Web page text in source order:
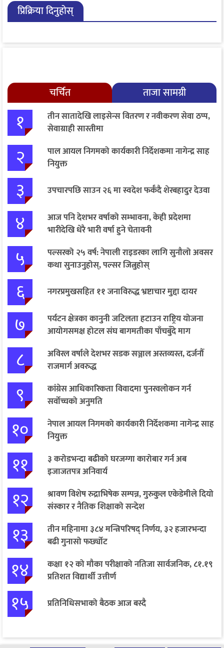
प्रिक्रिया दिनुहोस्
चर्चित ताजा सामग्री
१
तीन सातादेखि लाइसेन्स वितरण र नवीकरण सेवा ठप्प,
सेवाग्राही सास्तीमा
२
पाल आयल निगमको कार्यकारी निर्देशकमा नागेन्द्र साह
नियुक्त
३ उपचारपछि साउन २६ मा स्वदेश फर्कँदै शेरबहादुर देउवा
४
आज पनि देशभर वर्षाको सम्भावना, केही प्रदेशमा
भारीदेखि धेरै भारी वर्षा हुने चेतावनी
५
पल्सरको २५ वर्ष: नेपाली राइडरका लागि सुनौलो अवसर
कथा सुनाउनुहोस्, पल्सर जित्नुहोस्
६ नगरप्रमुखसहित ११ जनाविरुद्ध भ्रष्टाचार मुद्दा दायर
७
पर्यटन क्षेत्रका कानुनी जटिलता हटाउन राष्ट्रिय योजना
आयोगसमक्ष होटल संघ बागमतीका पाँचबुँदे माग
८
अविरल वर्षाले देशभर सडक सञ्जाल अस्तव्यस्त, दर्जनौँ
राजमार्ग अवरुद्ध
९
कांग्रेस आधिकारिकता विवादमा पुनरवलोकन गर्न
सर्वोच्चको अनुमति
१०
नेपाल आयल निगमको कार्यकारी निर्देशकमा नागेन्द्र साह
नियुक्त
११
३ करोडभन्दा बढीको घरजग्गा कारोबार गर्न अब
इजाजतपत्र अनिवार्य
१२
श्रावण विशेष रुद्राभिषेक सम्पन्न, गुरुकुल एकेडेमीले दियो
संस्कार र नैतिक शिक्षाको सन्देश
१३
तीन महिनामा ३८४ मन्त्रिपरिषद् निर्णय, ३२ हजारभन्दा
बढी गुनासो फर्छ्योट
१४
कक्षा १२ को मौका परीक्षाको नतिजा सार्वजनिक, ८१.१९
प्रतिशत विद्यार्थी उत्तीर्ण
१५ प्रतिनिधिसभाको बैठक आज बस्दै